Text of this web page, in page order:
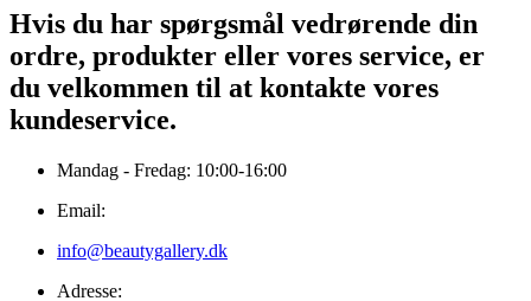
Hvis du har spørgsmål vedrørende din
ordre, produkter eller vores service, er
du velkommen til at kontakte vores
kundeservice.
Mandag - Fredag: 10:00-16:00
Email:
info@beautygallery.dk
Adresse: